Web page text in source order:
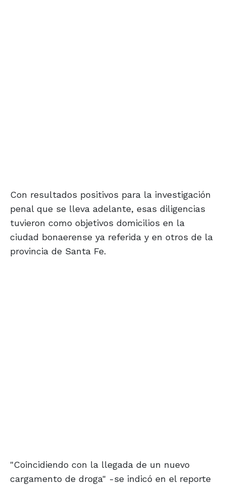
Con resultados positivos para la investigación
penal que se lleva adelante, esas diligencias
tuvieron como objetivos domicilios en la
ciudad bonaerense ya referida y en otros de la
provincia de Santa Fe.
"Coincidiendo con la llegada de un nuevo
cargamento de droga" -se indicó en el reporte